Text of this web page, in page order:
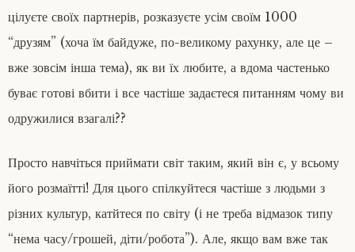
цілуєте своїх партнерів, розказуєте усім своїм 1000
“друзям” (хоча їм байдуже, по-великому рахунку, але це –
вже зовсім інша тема), як ви їх любите, а вдома частенько
буває готові вбити і все частіше задаєтеся питанням чому ви
одружилися взагалі??
Просто навчіться приймати світ таким, який він є, у всьому
його розмаїтті! Для цього спілкуйтеся частіше з людьми з
різних культур, катйтеся по світу (і не треба відмазок типу
“нема часу/грошей, діти/робота”). Але, якщо вам вже так